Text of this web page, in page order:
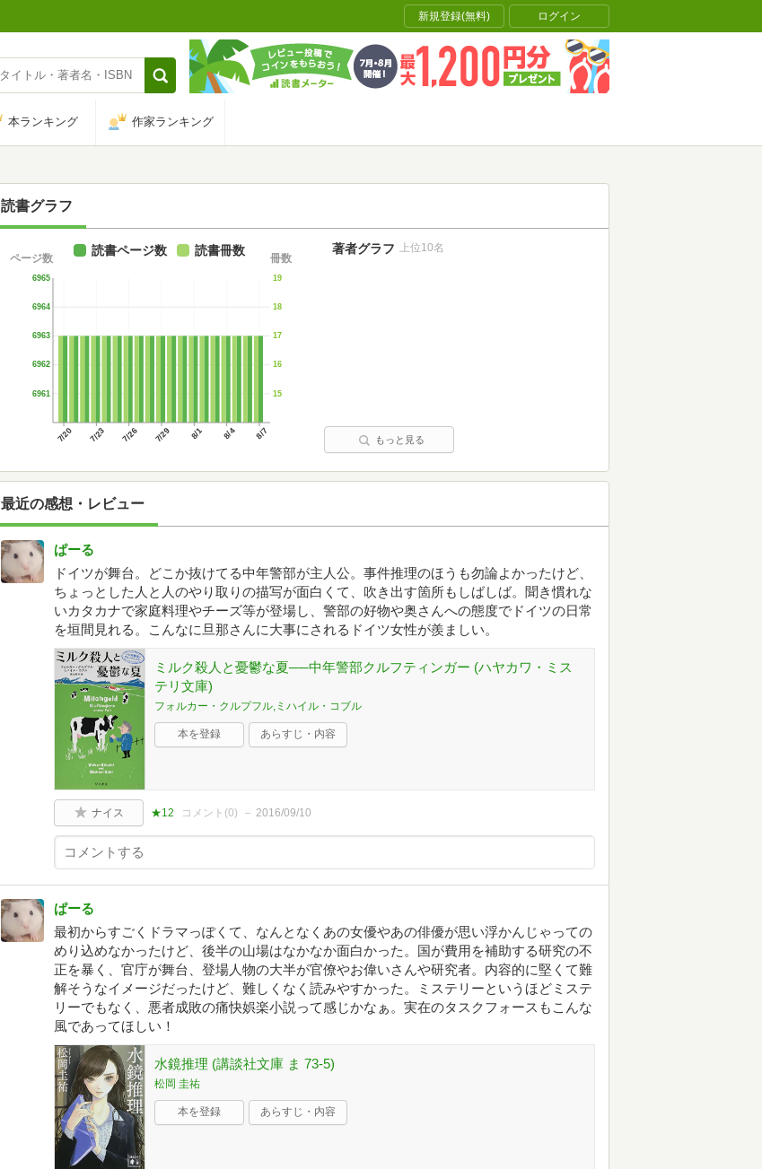
新規登録(無料) ログイン
本ランキング 作家ランキング
読書グラフ
7/20 7/23 7/26 7/29 8/1 8/4 8/7
6961
6962
6963
6964
6965
ページ数
15
16
17
18
19
冊数
読書ページ数 読書冊数 著者グラフ 上位10名
もっと見る
最近の感想・レビュー
ぱーる
ドイツが舞台。どこか抜けてる中年警部が主人公。事件推理のほうも勿論よかったけど、
ちょっとした人と人のやり取りの描写が面白くて、吹き出す箇所もしばしば。聞き慣れな
いカタカナで家庭料理やチーズ等が登場し、警部の好物や奥さんへの態度でドイツの日常
を垣間見れる。こんなに旦那さんに大事にされるドイツ女性が羨ましい。
ミルク殺人と憂鬱な夏──中年警部クルフティンガー (ハヤカワ・ミス
テリ文庫)
フォルカー・クルプフル,ミハイル・コブル
本を登録 あらすじ・内容
ナイス ★12 コメント(0) 2016/09/10
ぱーる
最初からすごくドラマっぽくて、なんとなくあの女優やあの俳優が思い浮かんじゃっての
めり込めなかったけど、後半の山場はなかなか面白かった。国が費用を補助する研究の不
正を暴く、官庁が舞台、登場人物の大半が官僚やお偉いさんや研究者。内容的に堅くて難
解そうなイメージだったけど、難しくなく読みやすかった。ミステリーというほどミステ
リーでもなく、悪者成敗の痛快娯楽小説って感じかなぁ。実在のタスクフォースもこんな
風であってほしい！
水鏡推理 (講談社文庫 ま 73-5)
松岡 圭祐
本を登録 あらすじ・内容